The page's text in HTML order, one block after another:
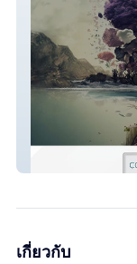
เกี่ยวกับ